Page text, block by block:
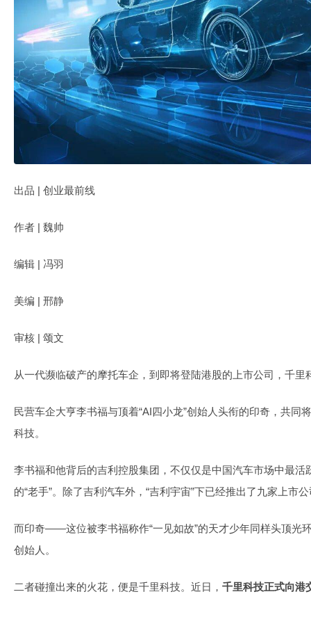
出品 | 创业最前线
作者 | 魏帅
编辑 | 冯羽
美编 | 邢静
审核 | 颂文
从一代濒临破产的摩托车企，到即将登陆港股的上市公司，千里
民营车企大亨李书福与顶着“AI四小龙”创始人头衔的印奇，共同
科技。
李书福和他背后的吉利控股集团，不仅仅是中国汽车市场中最
的“老手”。除了吉利汽车外，“吉利宇宙”下已经推出了九家上市
而印奇——这位被李书福称作“一见如故”的天才少年同样头顶光
创始人。
二者碰撞出来的火花，便是千里科技。近日， 千里科技正式向港